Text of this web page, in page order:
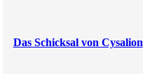
Das Schicksal von Cysalion